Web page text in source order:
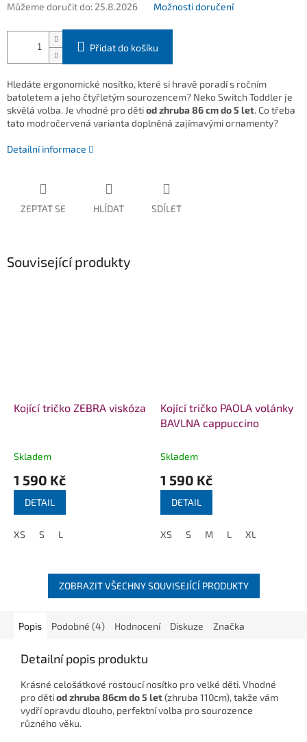
Můžeme doručit do: 25.8.2026 Možnosti doručení
Přidat do košíku
Hledáte ergonomické nosítko, které si hravě poradí s ročním
batoletem a jeho čtyřletým sourozencem? Neko Switch Toddler je
skvělá volba. Je vhodné pro dětiod zhruba 86 cm do 5 let. Co třeba
tato modročervená varianta doplněná zajímavými ornamenty?
Detailní informace
ZEPTAT SE HLÍDAT SDÍLET
Související produkty
Kojící tričko ZEBRA viskóza
Skladem
1 590 Kč
DETAIL
XS S L
Kojící tričko PAOLA volánky
BAVLNA cappuccino
Skladem
1 590 Kč
DETAIL
XS S M L XL
ZOBRAZIT VŠECHNY SOUVISEJÍCÍ PRODUKTY
Popis Podobné (4) Hodnocení Diskuze Značka
Detailní popis produktu
Krásné celošátkové rostoucí nosítko pro velké děti. Vhodné
pro dětiod zhruba 86cm do 5 let(zhruba 110cm), takže vám
vydří opravdu dlouho, perfektní volba pro sourozence
různého věku.